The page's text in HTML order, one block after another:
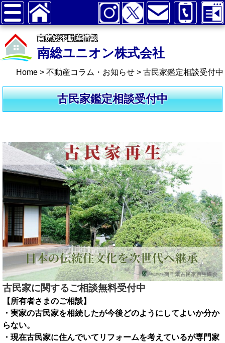
南房総不動産情報
南総ユニオン株式会社
Home > 不動産コラム・お知らせ > 古民家鑑定相談受付中
古民家鑑定相談受付中
古民家に関するご相談無料受付中
【所有者さまのご相談】
・実家の古民家を相続したが今後どのようにしてよいか分か
らない。
・現在古民家に住んでいてリフォームを考えているが専門家